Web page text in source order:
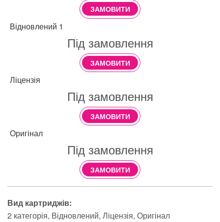
ЗАМОВИТИ
Відновлений 1
Під замовлення
ЗАМОВИТИ
Ліцензія
Під замовлення
ЗАМОВИТИ
Оригінал
Під замовлення
ЗАМОВИТИ
Вид картриджів:
2 категорія Відновлений Ліцензія Оригінал